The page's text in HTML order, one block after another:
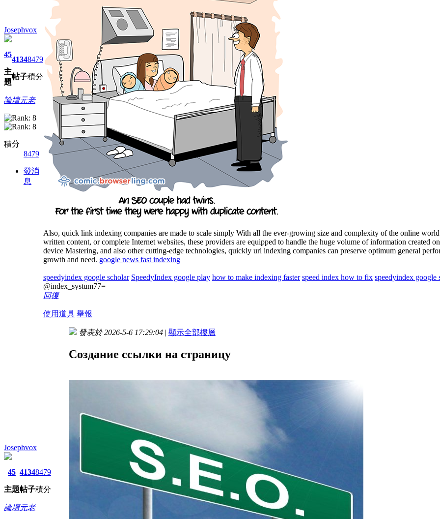
Josephvox
45
主
題
4134
帖子
8479
積分
論壇元老
積分
8479
發消
息
Also, quick link indexing companies are made to scale simply With all the ever-growing size and complexity of the online
written content, or complete Internet websites, these providers are equipped to handle the huge volume of information created
device Mastering, and also other cutting-edge technologies, quickly url indexing companies can preserve optimum general
growth and need. google news fast indexing
speedyindex google scholar SpeedyIndex google play how to make indexing faster speed index how to fix speedyindex google
@index_systum77=
回復
使用道具 舉報
Josephvox
45
主題
4134
帖子
8479
積分
論壇元老
發表於 2026-5-6 17:29:04 | 顯示全部樓層
Создание ссылки на страницу